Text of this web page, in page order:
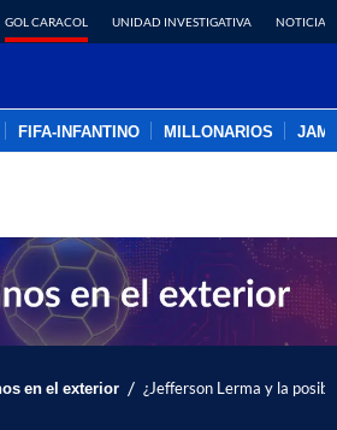
GOL CARACOL UNIDAD INVESTIGATIVA NOTICIAS
FIFA-INFANTINO MILLONARIOS
en el exterior / ¿Jefferson Lerma y la